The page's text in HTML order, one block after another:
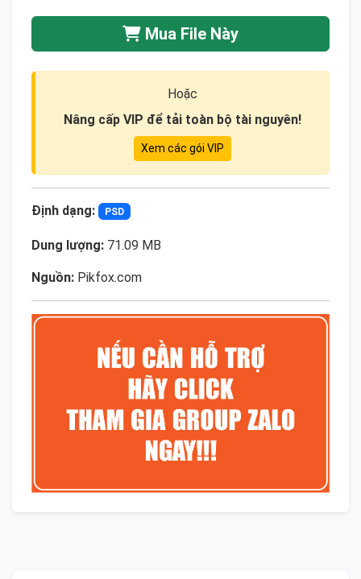
Mua File Này
Hoặc
Nâng cấp VIP để tải toàn bộ tài nguyên!
Xem các gói VIP
Định dạng: PSD
Dung lượng: 71.09 MB
Nguồn: Pikfox.com